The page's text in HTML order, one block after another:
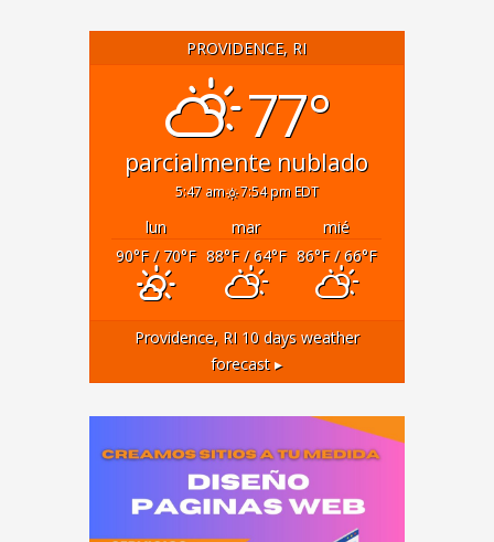
PROVIDENCE, RI
77°
parcialmente nublado
5:47 am 7:54 pm EDT
lun mar
mié
90°F/ 70°F 88°F/ 64°F 86°F/ 66°F
Providence, RI10 days weather
forecast ▸